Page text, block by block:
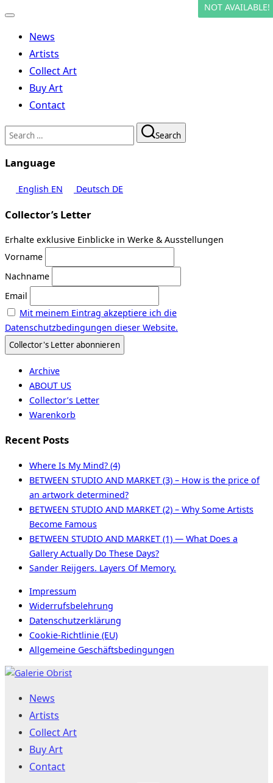
Toggle
navigationNews
Artists
Collect Art
Buy Art
Contact
Search
for:
Search
Language
English EN Deutsch DE
Collector’s Letter
Erhalte exklusive Einblicke in Werke & Ausstellungen
Vorname
Nachname
Email
Mit meinem Eintrag akzeptiere ich die
Datenschutzbedingungen dieser Website.
Archive
ABOUT US
Collector’s Letter
Warenkorb
Recent Posts
Where Is My Mind? (4)
BETWEEN STUDIO AND MARKET (3) – How is the price of
an artwork determined?
BETWEEN STUDIO AND MARKET (2) – Why Some Artists
Become Famous
BETWEEN STUDIO AND MARKET (1) — What Does a
Gallery Actually Do These Days?
Sander Reijgers. Layers Of Memory.
Impressum
Widerrufsbelehrung
Datenschutzerklärung
Cookie-Richtlinie (EU)
Allgemeine Geschäftsbedingungen
Skip
contentNews
Artists
Collect Art
Buy Art
Contact
NOT AVAILABLE!